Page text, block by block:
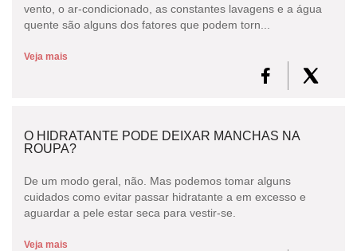
vento, o ar-condicionado, as constantes lavagens e a água
quente são alguns dos fatores que podem torn...
Veja mais
O HIDRATANTE PODE DEIXAR MANCHAS NA
ROUPA?
De um modo geral, não. Mas podemos tomar alguns
cuidados como evitar passar hidratante a em excesso e
aguardar a pele estar seca para vestir-se.
Veja mais